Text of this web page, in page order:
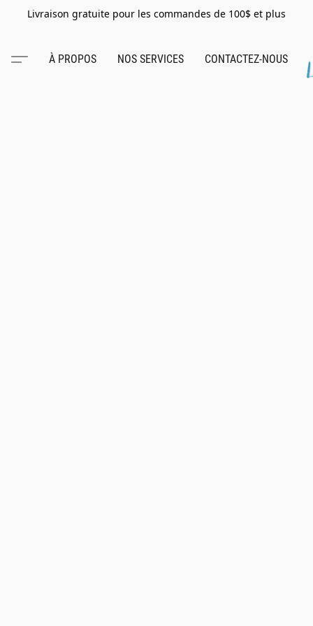
Livraison gratuite pour les commandes de 100$ et plus
À PROPOS NOS SERVICES CONTACTEZ-NOUS